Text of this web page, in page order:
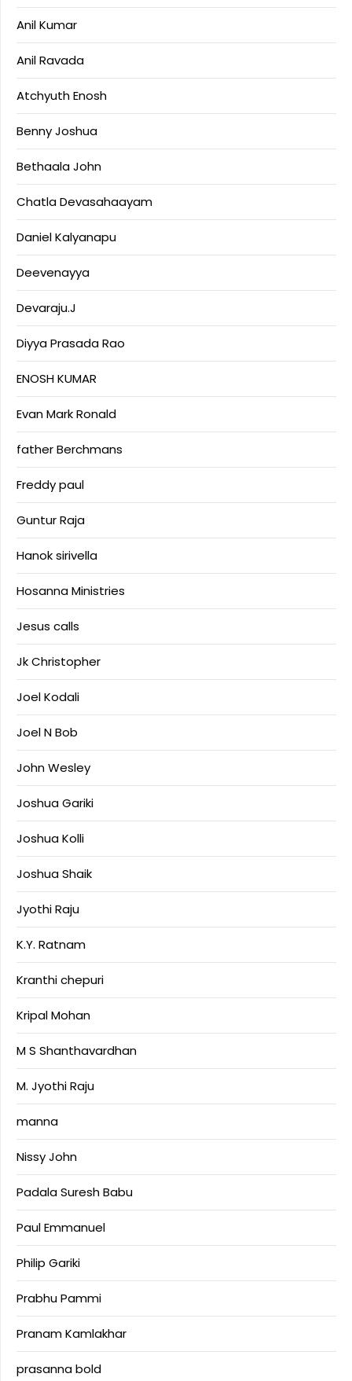
Anil Kumar
Anil Ravada
Atchyuth Enosh
Benny Joshua
Bethaala John
Chatla Devasahaayam
Daniel Kalyanapu
Deevenayya
Devaraju.J
Diyya Prasada Rao
ENOSH KUMAR
Evan Mark Ronald
father Berchmans
Freddy paul
Guntur Raja
Hanok sirivella
Hosanna Ministries
Jesus calls
Jk Christopher
Joel Kodali
Joel N Bob
John Wesley
Joshua Gariki
Joshua Kolli
Joshua Shaik
Jyothi Raju
K.Y. Ratnam
Kranthi chepuri
Kripal Mohan
M S Shanthavardhan
M. Jyothi Raju
manna
Nissy John
Padala Suresh Babu
Paul Emmanuel
Philip Gariki
Prabhu Pammi
Pranam Kamlakhar
prasanna bold